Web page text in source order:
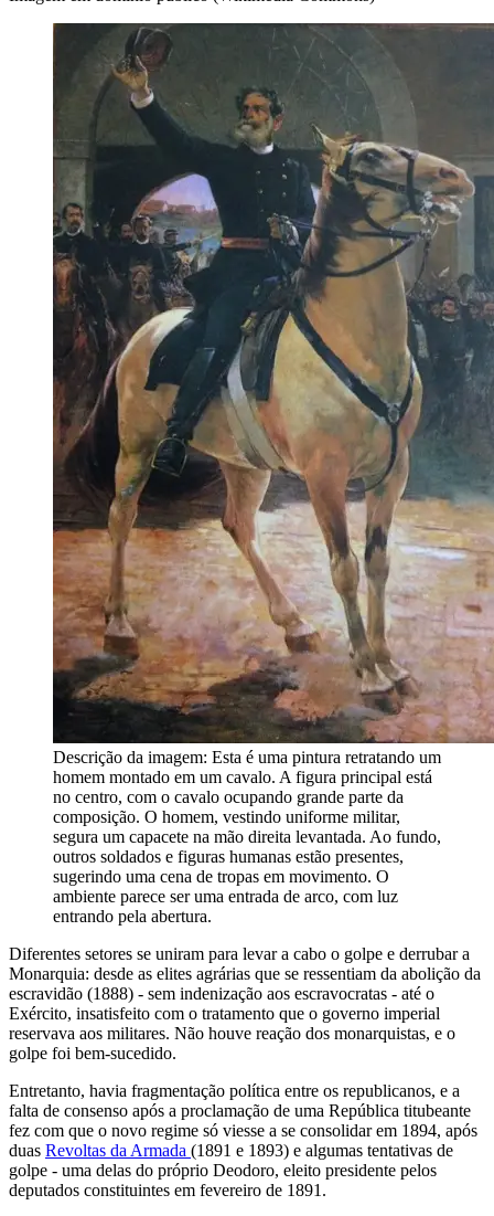
Descrição da imagem: Esta é uma pintura retratando um
homem montado em um cavalo. A figura principal está
no centro, com o cavalo ocupando grande parte da
composição. O homem, vestindo uniforme militar,
segura um capacete na mão direita levantada. Ao fundo,
outros soldados e figuras humanas estão presentes,
sugerindo uma cena de tropas em movimento. O
ambiente parece ser uma entrada de arco, com luz
entrando pela abertura.
Diferentes setores se uniram para levar a cabo o golpe e derrubar a
Monarquia: desde as elites agrárias que se ressentiam da abolição da
escravidão (1888) - sem indenização aos escravocratas - até o
Exército, insatisfeito com o tratamento que o governo imperial
reservava aos militares. Não houve reação dos monarquistas, e o
golpe foi bem-sucedido.
Entretanto, havia fragmentação política entre os republicanos, e a
falta de consenso após a proclamação de uma República titubeante
fez com que o novo regime só viesse a se consolidar em 1894, após
duas Revoltas da Armada (1891 e 1893) e algumas tentativas de
golpe - uma delas do próprio Deodoro, eleito presidente pelos
deputados constituintes em fevereiro de 1891.